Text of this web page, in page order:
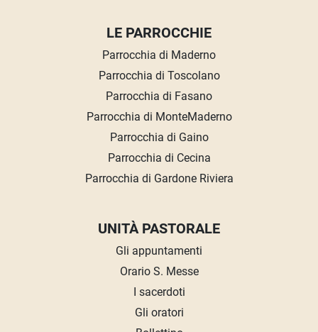
LE PARROCCHIE
Parrocchia di Maderno
Parrocchia di Toscolano
Parrocchia di Fasano
Parrocchia di MonteMaderno
Parrocchia di Gaino
Parrocchia di Cecina
Parrocchia di Gardone Riviera
UNITÀ PASTORALE
Gli appuntamenti
Orario S. Messe
I sacerdoti
Gli oratori